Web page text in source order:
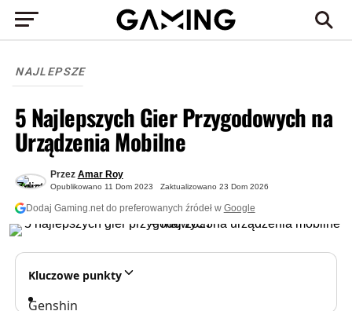
NAJLEPSZE
5 Najlepszych Gier Przygodowych na
Urządzenia Mobilne
Opublikowano 11 Dom 2023 Zaktualizowano 23 Dom 2026
Przez Amar Roy
Dodaj Gaming.net do preferowanych źródeł w Google
Kluczowe punkty
Genshin